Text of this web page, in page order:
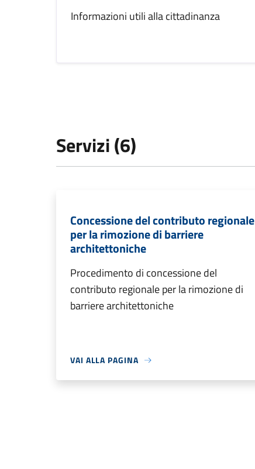
Informazioni utili alla cittadinanza
Servizi (6)
Concessione del contributo regionale
per la rimozione di barriere
architettoniche
Procedimento di concessione del
contributo regionale per la rimozione di
barriere architettoniche
VAI ALLA PAGINA